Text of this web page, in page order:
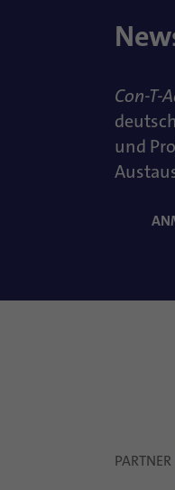
Con-T-
und
PARTNER